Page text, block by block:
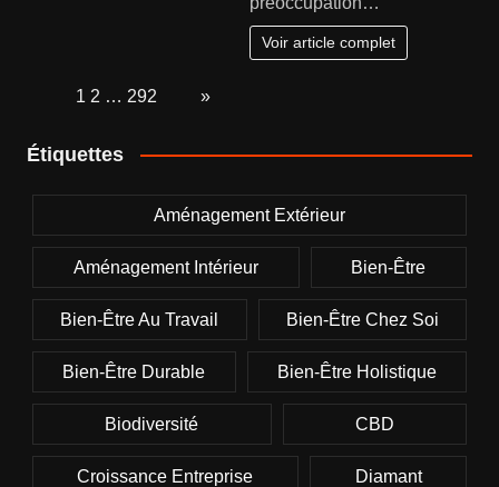
Voir article complet
1 2 … 292 »
Étiquettes
Aménagement Extérieur
Aménagement Intérieur Bien-Être
Bien-Être Au Travail Bien-Être Chez Soi
Bien-Être Durable Bien-Être Holistique
Biodiversité CBD
Croissance Entreprise Diamant